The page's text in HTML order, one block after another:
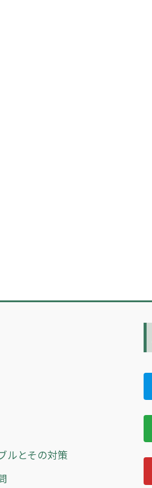
ルとその対策